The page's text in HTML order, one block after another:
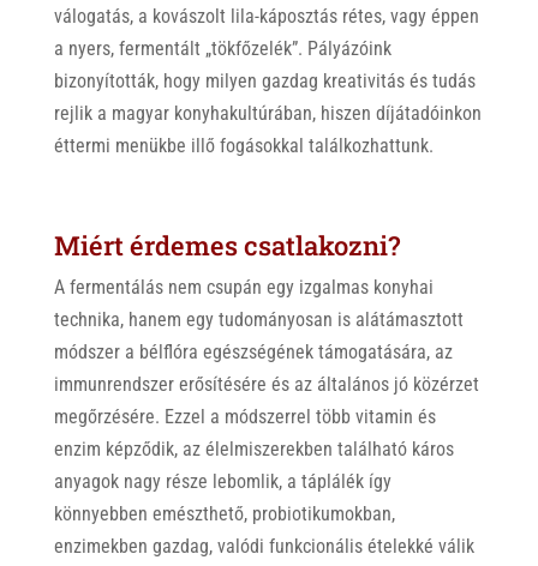
válogatás, a kovászolt lila-káposztás rétes, vagy éppen
a nyers, fermentált „tökfőzelék”. Pályázóink
bizonyították, hogy milyen gazdag kreativitás és tudás
rejlik a magyar konyhakultúrában, hiszen díjátadóinkon
éttermi menükbe illő fogásokkal találkozhattunk.
Miért érdemes csatlakozni?
A fermentálás nem csupán egy izgalmas konyhai
technika, hanem egy tudományosan is alátámasztott
módszer a bélflóra egészségének támogatására, az
immunrendszer erősítésére és az általános jó közérzet
megőrzésére. Ezzel a módszerrel több vitamin és
enzim képződik, az élelmiszerekben található káros
anyagok nagy része lebomlik, a táplálék így
könnyebben emészthető, probiotikumokban,
enzimekben gazdag, valódi funkcionális ételekké válik